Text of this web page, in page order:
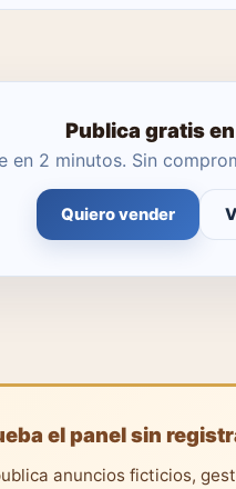
Publica gratis
en 2 minutos. Sin
Quiero vender
el panel sin
anuncios ficticios,